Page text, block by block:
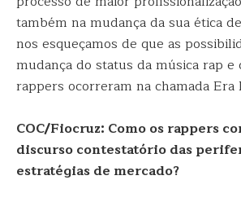
também na mudança da sua ética
nos esqueçamos de que as
mudança do status da música rap e
rappers ocorreram na chamada Era
COC/Fiocruz: Como os rappers
discurso contestatório das
estratégias de mercado?